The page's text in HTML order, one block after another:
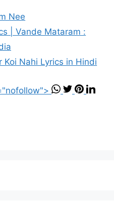
Nee
| Vande Mataram :
Koi Nahi Lyrics in Hindi